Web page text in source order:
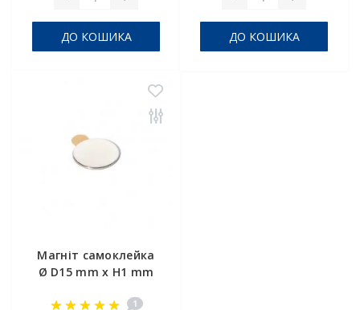
ДО КОШИКА ДО КОШИКА
Магніт самоклейка
Ø D15 mm х H1 mm
1